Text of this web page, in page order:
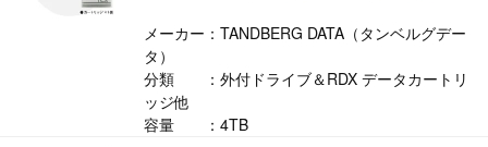
メーカー：TANDBERG DATA（タンベルグデー
タ）
分類 ：外付ドライブ＆RDX データカートリ
ッジ他
容量 ：4TB